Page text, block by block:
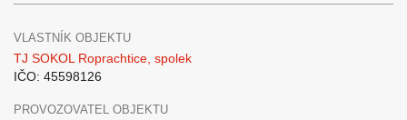
VLASTNÍK OBJEKTU
TJ SOKOL Roprachtice, spolek
IČO: 45598126
PROVOZOVATEL OBJEKTU